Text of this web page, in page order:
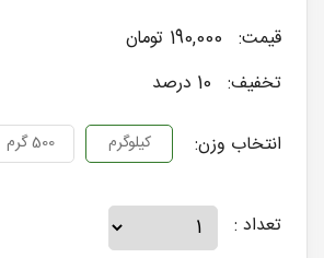
قیمت: 190,000 تومان
تخفیف: 10 درصد
انتخاب وزن: کیلوگرم 500 گرم
تعداد :